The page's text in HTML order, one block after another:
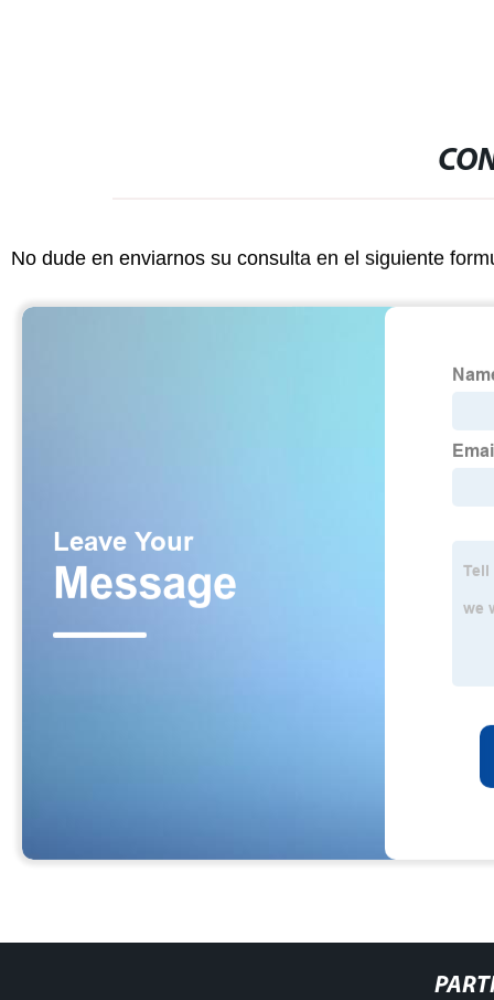
No dude en enviarnos su consulta en el siguiente